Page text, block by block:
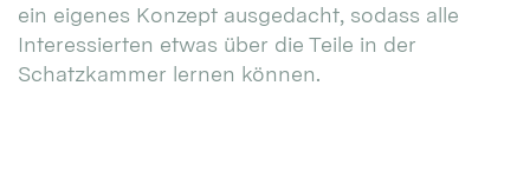
ein eigenes Konzept ausgedacht, sodass alle
Interessierten etwas über die Teile in der
Schatzkammer lernen können.